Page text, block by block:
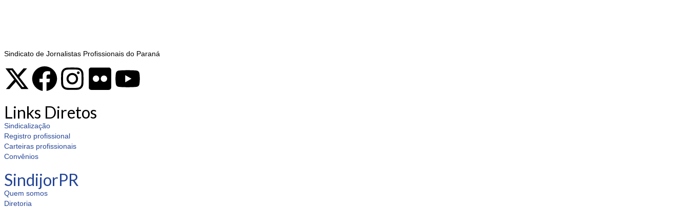
Sindicato de Jornalistas Profissionais do Paraná
Links Diretos
Sindicalização
Registro profissional
Carteiras profissionais
Convênios
SindijorPR
Quem somos
Diretoria